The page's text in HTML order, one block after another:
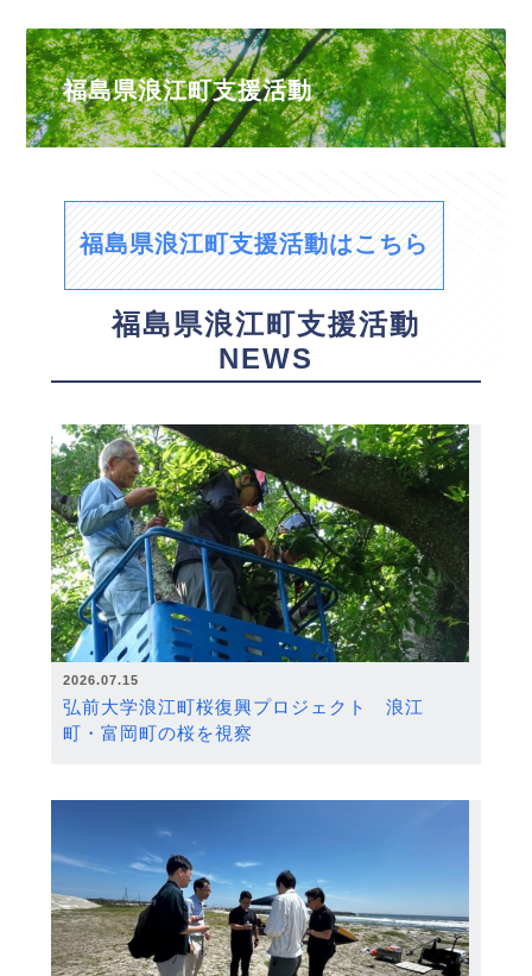
福島県浪江町支援活動
福島県浪江町支援活動はこちら
福島県浪江町支援活動
NEWS
2026.07.15
弘前大学浪江町桜復興プロジェクト 浪江
町・富岡町の桜を視察